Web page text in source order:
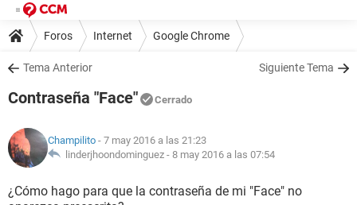
Foros Internet Google Chrome
Tema Anterior Siguiente Tema
Contraseña "Face" Cerrado
Champilito - 7 may 2016 a las 21:23
linderjhoondominguez - 8 may 2016 a las 07:54
¿Cómo hago para que la contraseña de mi "Face" no